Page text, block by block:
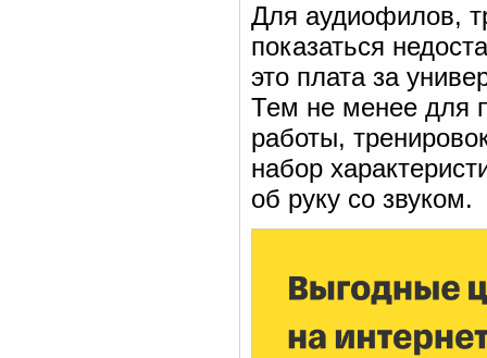
Для аудиофилов,
показаться
это плата за
Тем не менее для
работы,
набор
об руку со звуком.